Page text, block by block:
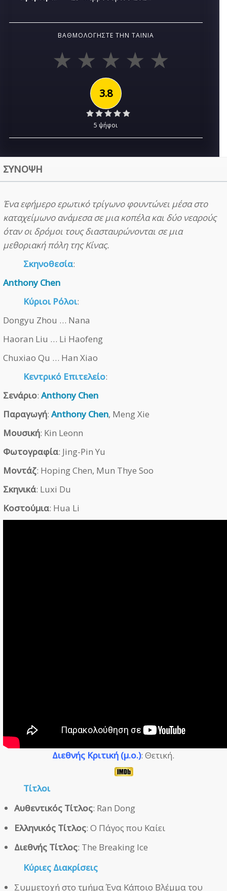
ΒΑΘΜΟΛΟΓΉΣΤΕ ΤΗΝ ΤΑΙΝΊΑ
3.8
5 ψήφοι
ΣΥΝΟΨΗ
Ένα εφήμερο ερωτικό τρίγωνο φουντώνει μέσα στο
καταχείμωνο ανάμεσα σε μια κοπέλα και δύο νεαρούς
όταν οι δρόμοι τους διασταυρώνονται σε μια
μεθοριακή πόλη της Κίνας.
Σκηνοθεσία:
Anthony Chen
Κύριοι Ρόλοι:
Dongyu Zhou … Nana
Haoran Liu … Li Haofeng
Chuxiao Qu … Han Xiao
Κεντρικό Επιτελείο:
Σενάριο: Anthony Chen
Παραγωγή: Anthony Chen, Meng Xie
Μουσική: Kin Leonn
Φωτογραφία: Jing-Pin Yu
Μοντάζ: Hoping Chen, Mun Thye Soo
Σκηνικά: Luxi Du
Κοστούμια: Hua Li
Διεθνής Κριτική (μ.ο.): Θετική.
Τίτλοι
Αυθεντικός Τίτλος: Ran Dong
Ελληνικός Τίτλος: Ο Πάγος που Καίει
Διεθνής Τίτλος: The Breaking Ice
Κύριες Διακρίσεις
Συμμετοχή στο τμήμα Ένα Κάποιο Βλέμμα του